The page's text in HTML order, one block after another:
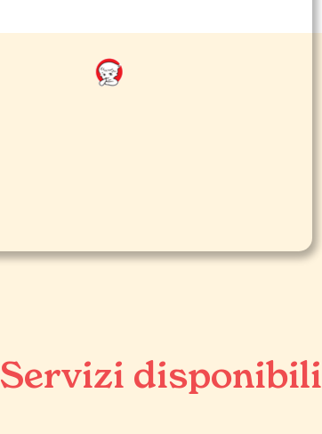
Servizi disponibili